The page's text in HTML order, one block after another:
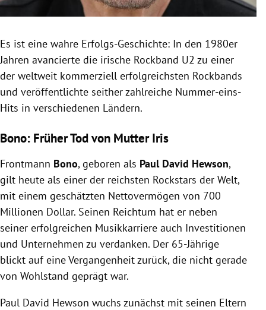
Untermenü
Untermenü
Es ist eine wahre Erfolgs-Geschichte: In den 1980er
Jahren avancierte die irische Rockband U2 zu einer
der weltweit kommerziell erfolgreichsten Rockbands
und veröffentlichte seither zahlreiche Nummer-eins-
Hits in verschiedenen Ländern.
Bono: Früher Tod von Mutter Iris
Frontmann Bono,geboren als Paul David Hewson,
gilt heute als einer der reichsten Rockstars der Welt,
mit einem geschätzten Nettovermögen von 700
Millionen Dollar. Seinen Reichtum hat er neben
seiner erfolgreichen Musikkarriere auch Investitionen
und Unternehmen zu verdanken. Der 65-Jährige
blickt auf eine Vergangenheit zurück, die nicht gerade
von Wohlstand geprägt war.
Paul David Hewson wuchs zunächst mit seinen Eltern